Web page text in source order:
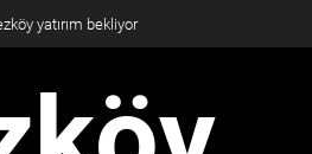
yatırım bekliyor